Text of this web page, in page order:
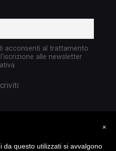
acconsenti al trattamento
alle newsletter
×
da questo utilizzati si avvalgono